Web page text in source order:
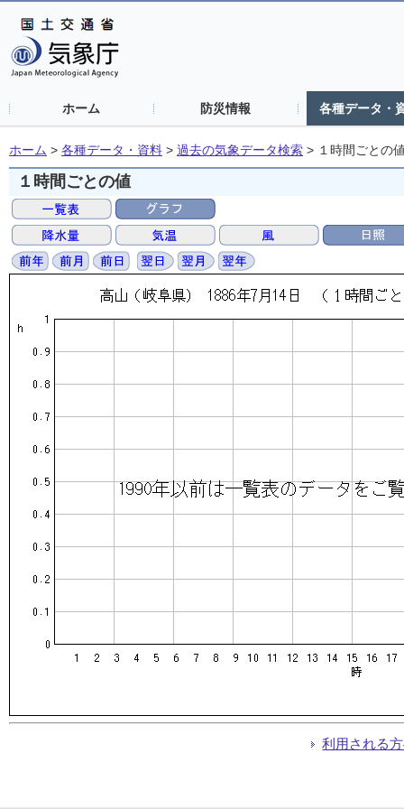
ホーム 防災情報 各種データ・
ホーム > 各種データ・資料 > 過去の気象データ検索 > １時間ごとの
１時間ごとの値
利用される